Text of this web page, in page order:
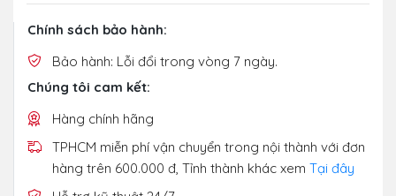
Chính sách bảo hành:
Bảo hành: Lỗi đổi trong vòng 7 ngày.
Chúng tôi cam kết:
Hàng chính hãng
TPHCM miễn phí vận chuyển trong nội thành với đơn
hàng trên 600.000 đ, Tỉnh thành khác xem Tại đây